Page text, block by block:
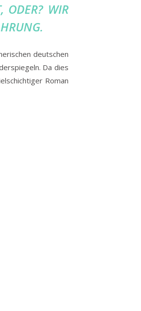
WIR H
deutschen
Da dies
Roman